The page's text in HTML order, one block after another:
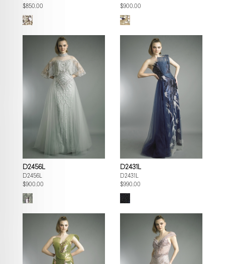
$850.00
$900.00
D2456L
D2456L
$900.00
D2431L
D2431L
$990.00